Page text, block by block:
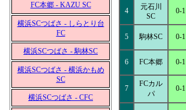
FC本郷 - KAZU SC
横浜SCつばさ - しらとり台
FC
横浜SCつばさ - 駒林SC
横浜SCつばさ - 横浜かもめ
SC
横浜SCつばさ - CFC
4
元石川
SC
0-1
5 駒林SC 0-1
6 FC本郷 0-1
7
FCカル
パ
0-1